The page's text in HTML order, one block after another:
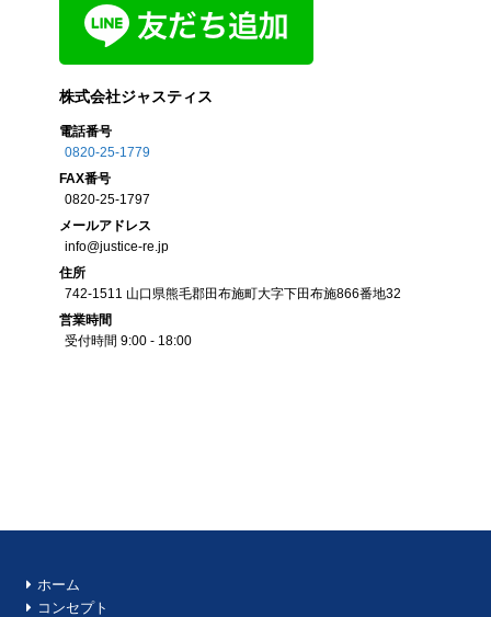
株式会社ジャスティス
電話番号
0820-25-1779
FAX番号
0820-25-1797
メールアドレス
info@justice-re.jp
住所
742-1511 山口県熊毛郡田布施町大字下田布施866番地32
営業時間
受付時間 9:00 - 18:00
ホーム
コンセプト